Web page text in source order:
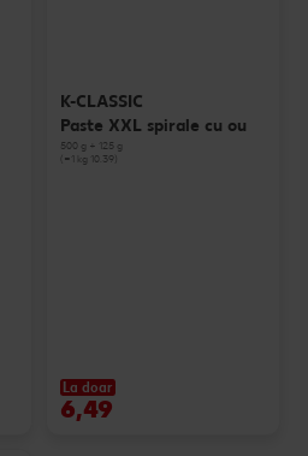
K-CLASSIC
Paste XXL spirale cu ou
500 g + 125 g
(=1 kg 10.39)
La doar
6,49